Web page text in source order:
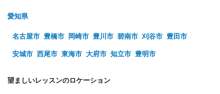
愛知県
名古屋市 豊橋市 岡崎市 豊川市 碧南市 刈谷市 豊田市
安城市 西尾市 東海市 大府市 知立市 豊明市
望ましいレッスンのロケーション